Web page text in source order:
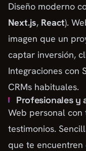
Diseño moderno
Next.js, React).
imagen que un
captar inversión,
Integraciones con
CRMs habituales.
Profesionales y
Web personal con
testimonios.
que te encuentren